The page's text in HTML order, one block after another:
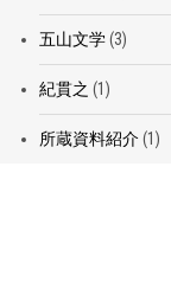
五山文学(3)
紀貫之 (1)
所蔵資料紹介(1)